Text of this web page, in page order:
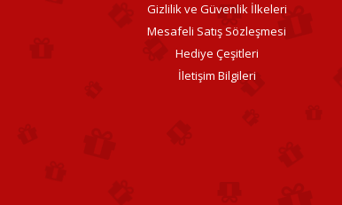
Gizlilik ve Güvenlik İlkeleri
Mesafeli Satış Sözleşmesi
Hediye Çeşitleri
İletişim Bilgileri